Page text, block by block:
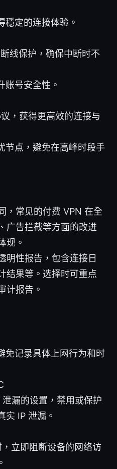
穩定的连接体验。
线保护，确保中断时不
账号安全性。
，获得更高效的连接与
节点，避免在高峰时段手
，常见的付费 VPN 在全
广告拦截等方面的改进
现。
明性报告，包含连接日
结果等。选择时可重点
计报告。
免记录具体上网行为和时
漏的设置，禁用或保护
实 IP 泄漏。
立即阻断设备的网络访